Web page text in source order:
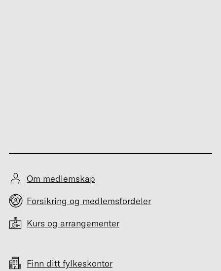
Om medlemskap
Forsikring og medlemsfordeler
Kurs og arrangementer
Finn ditt fylkeskontor